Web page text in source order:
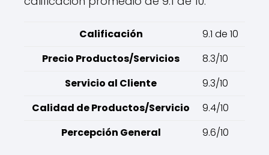
Calificación
9.1 de 10
Precio Productos/Servicios
8.3/10
Servicio al Cliente
9.3/10
Calidad de Productos/Servicio
9.4/10
Percepción General
9.6/10